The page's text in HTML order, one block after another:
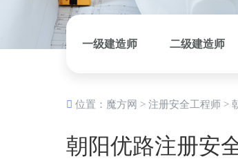
一级建造师 二级建造师
位置： 魔方网 > 注册安全工程师 >
朝阳优路注册安